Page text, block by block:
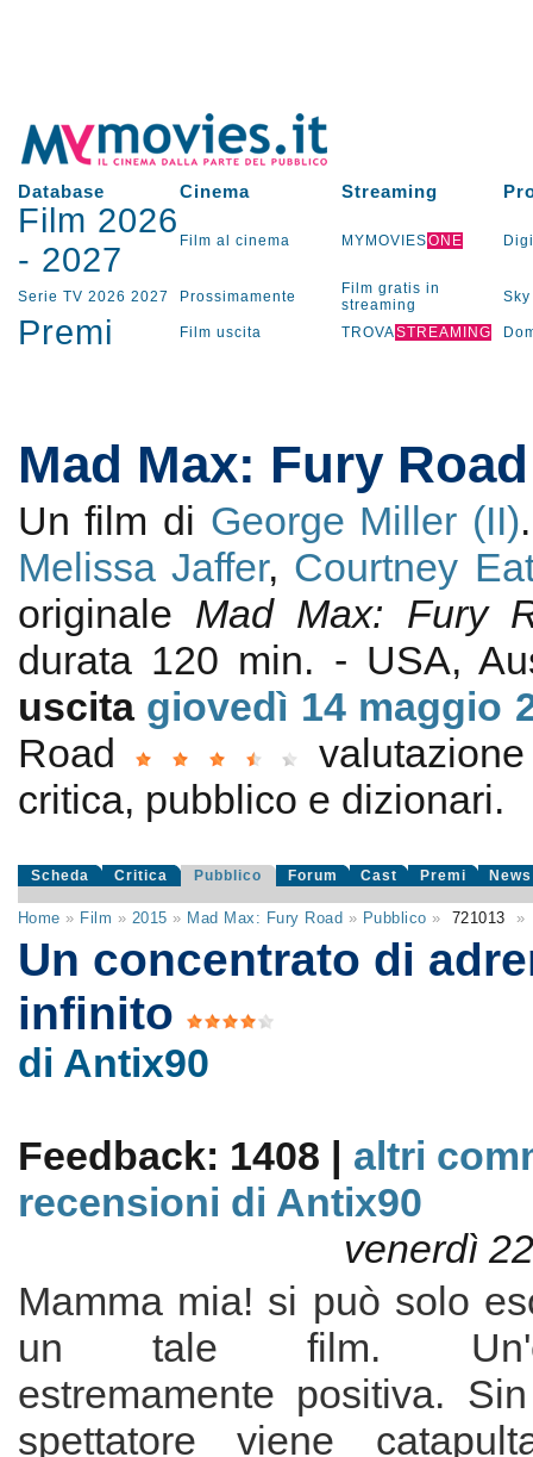
Database Cinema Streaming
Film 2026
- 2027 Film al cinema MYMOVIESONE
Serie TV 2026 2027 Prossimamente
Film gratis in
streaming
Sky
Premi Film uscita TROVASTREAMING
Mad Max: Fury Road
Un film di George Miller (II)
Melissa Jaffer, Courtney
originale Mad Max: Fury
durata 120 min. - USA,
uscita giovedì 14 maggio
Road
critica, pubblico e dizionari.
Scheda Critica Pubblico Forum Cast Premi News
Home » Film » 2015 » Mad Max: Fury Road » Pubblico » 721013 »
Un concentrato di
infinito
di Antix90
Feedback: 1408 | altri
recensioni di Antix90
venerdì
Mamma mia! si può solo
un tale film.
estremamente positiva.
spettatore viene